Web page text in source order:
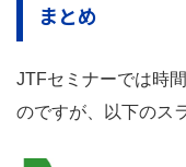
まとめ
JTFセミナーでは時
のですが、以下のス